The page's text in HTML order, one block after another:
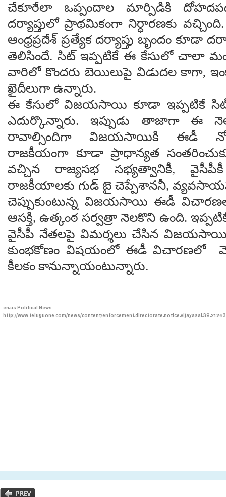
చేకూరేలా ఒప్పందాల మార్పిడికి
దర్యాప్తులో ప్రాథమికంగా నిర్ధారణకు
ఆంధ్రప్రదేశ్ ప్రత్యేక దర్యాప్తు బృందం కూడా
తెలిసిందే. సిట్ ఇప్పటికే ఈ కేసులో చాలా
వారిలో కొందరు బెయిలుపై విడుదల కాగా,
ఖైదీలుగా ఉన్నారు.
ఈ కేసులో విజయసాయి కూడా ఇప్పటికే
ఎదుర్కొన్నారు. ఇప్పుడు తాజాగా ఈ
రావాల్సిందిగా విజయసాయికి ఈడీ
రాజకీయంగా కూడా ప్రాధాన్యత
వచ్చిన రాజ్యసభ సభ్యత్వానికీ,
రాజకీయాలకు గుడ్ బై చెప్పేశాననీ,
చెప్పుకుంటున్న విజయసాయి ఈడీ
ఆసక్తి, ఉత్కంఠ సర్వత్రా నెలకొని ఉంది.
వైసీపీ నేతలపై విమర్శలు చేసిన విజయసాయి
కుంభకోణం విషయంలో ఈడీ విచారణలో
కీలకం కానున్నాయంటున్నారు.
en-usPolitical News
http://www.teluguone.com/news/content/enforcement-directorate-notice-vijayasai-39-